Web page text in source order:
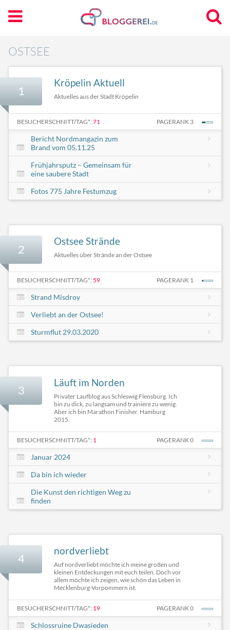
OSTSEE
1
Kröpelin Aktuell
Aktuelles aus der Stadt Kröpelin
BESUCHERSCHNITT/TAG*: 71 PAGERANK 3
Bericht Nordmangazin zum
Brand vom 05.11.25
Frühjahrsputz – Gemeinsam für
eine saubere Stadt
Fotos 775 Jahre Festumzug
2
Ostsee Strände
Aktuelles über Strände an der Ostsee
BESUCHERSCHNITT/TAG*: 59 PAGERANK 1
Strand Misdroy
Verliebt an der Ostsee!
Sturmflut 29.03.2020
3
Läuft im Norden
Privater Laufblog aus Schleswig Flensburg. Ich
bin zu dick, zu langsam und trainiere zu wenig.
Aber ich bin Marathon Finisher. Hamburg
2015.
BESUCHERSCHNITT/TAG*: 1 PAGERANK 0
Januar 2024
Da bin ich wieder
Die Kunst den richtigen Weg zu
finden
4
nordverliebt
Auf nordverliebt möchte ich meine großen und
kleinen Entdeckungen mit euch teilen. Doch vor
allem möchte ich zeigen, wie schön das Leben in
Mecklenburg-Vorpommern ist.
BESUCHERSCHNITT/TAG*: 19 PAGERANK 0
Schlossruine Dwasieden